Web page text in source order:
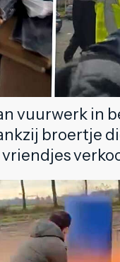
vuurwerk in
broertje